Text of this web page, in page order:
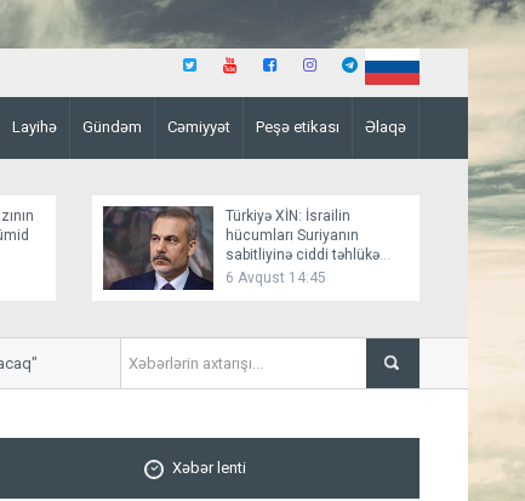
Layihə Gündəm Cəmiyyət Peşə etikası Əlaqə
Türkiyə XİN: İsrailin
hücumları Suriyanın
sabitliyinə ciddi təhlükə
yaradır
6 Avqust 14:45
"Bakı Rusiya-Ukrayna
Xəbər lenti